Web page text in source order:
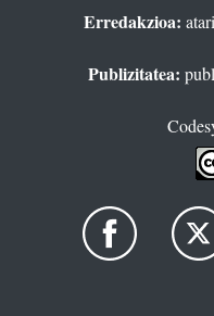
Erredakzioa:
Publizitatea: